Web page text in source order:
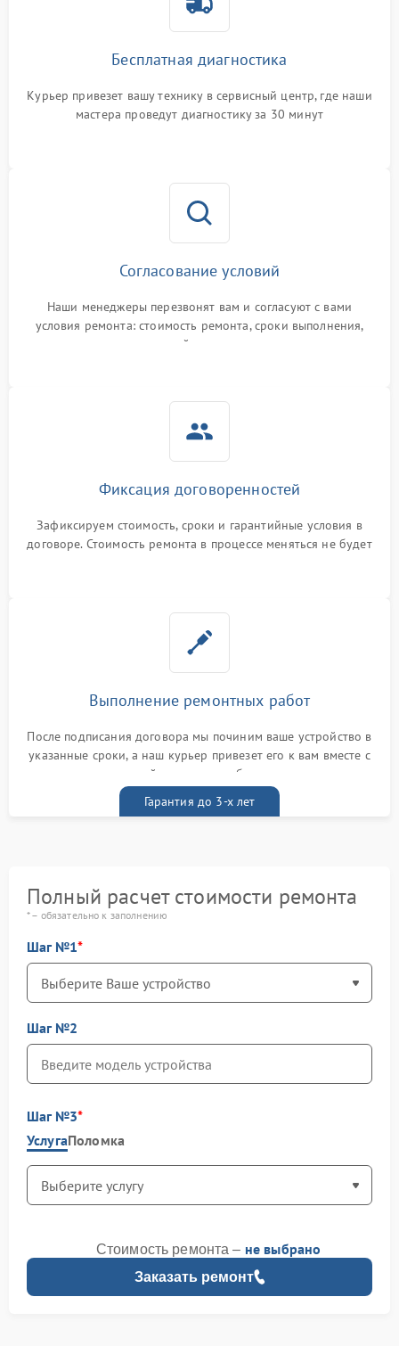
Бесплатная диагностика
Курьер привезет вашу технику в сервисный центр, где наши
мастера проведут диагностику за 30 минут
Согласование условий
Наши менеджеры перезвонят вам и согласуют с вами
условия ремонта: стоимость ремонта, сроки выполнения,
гарантийные условия
Фиксация договоренностей
Зафиксируем стоимость, сроки и гарантийные условия в
договоре. Стоимость ремонта в процессе меняться не будет
Выполнение ремонтных работ
После подписания договора мы починим ваше устройство в
указанные сроки, а наш курьер привезет его к вам вместе с
гарантийным талоном бесплатно
Гарантия до 3-х лет
Полный расчет стоимости ремонта
* – обязательно к заполнению
Шаг №1
Шаг №2
Шаг №3
УслугаПоломка
Заказать ремонт
Стоимость ремонта – не выбрано